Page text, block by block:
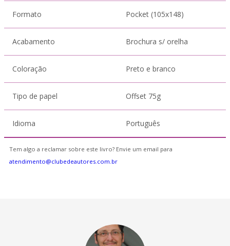
Formato Pocket (105x148)
Acabamento Brochura s/ orelha
Coloração Preto e branco
Tipo de papel Offset 75g
Idioma Português
Tem algo a reclamar sobre este livro? Envie um email para
atendimento@clubedeautores.com.br